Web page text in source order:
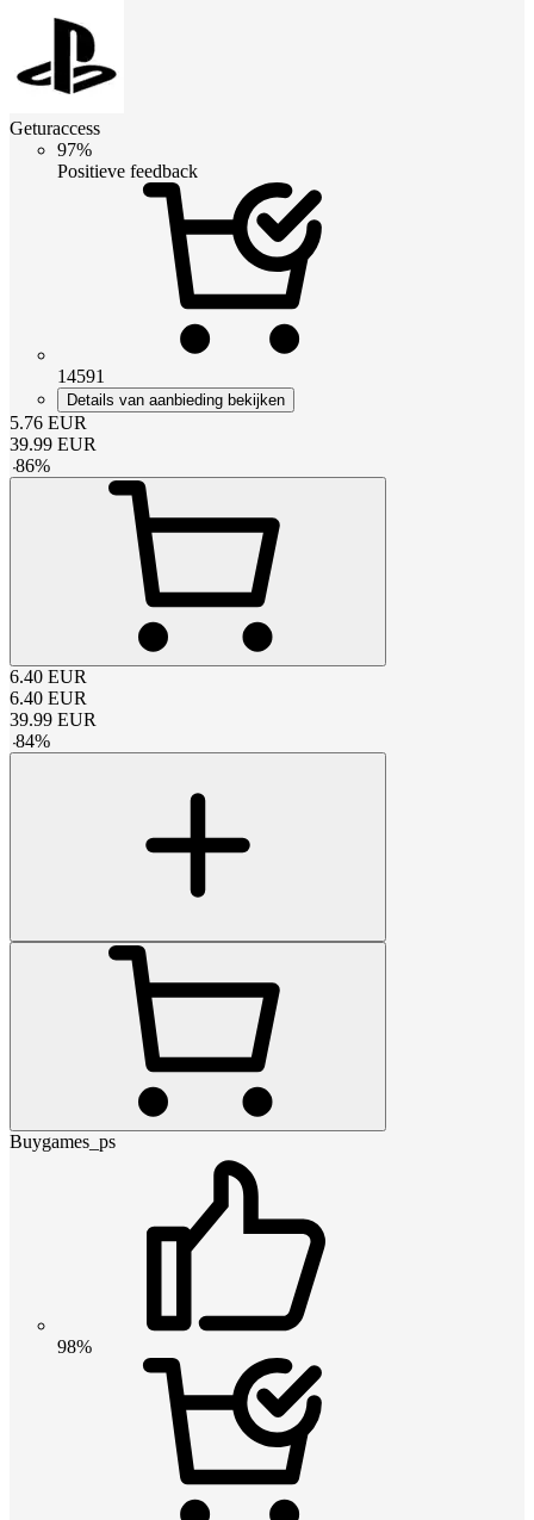
Geturaccess
97%
Positieve feedback
14591
Details van aanbieding bekijken
5.76 EUR
39.99 EUR
-86%
6.40 EUR
6.40 EUR
39.99 EUR
-84%
Buygames_ps
98%